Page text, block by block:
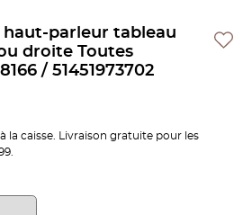
haut-parleur tableau
droite Toutes
/ 51451973702
la caisse. Livraison gratuite pour les